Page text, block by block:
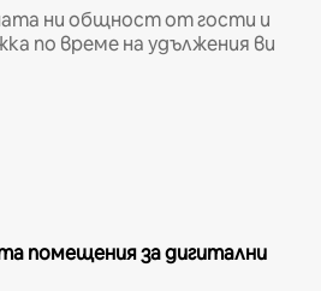
ни общност от гости и
по време на удължения ви
помещения за дигитални